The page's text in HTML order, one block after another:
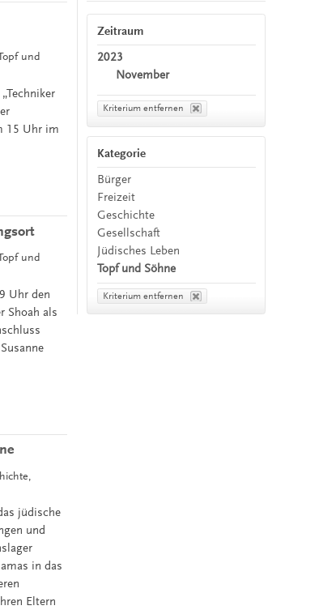
und
15 Uhr im
und
Uhr den
Shoah als
jüdische
und
in das
Eltern
Zeitraum
2023
November
Kriterium entfernen
Kategorie
Bürger
Freizeit
Geschichte
Gesellschaft
Jüdisches Leben
Topf und Söhne
Kriterium entfernen